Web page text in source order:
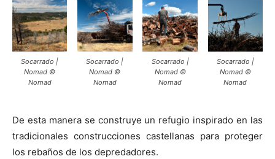
Socarrado |
Nomad ©
Nomad
Socarrado |
Nomad ©
Nomad
Socarrado |
Nomad ©
Nomad
Socarrado |
Nomad ©
Nomad
De esta manera se construye un refugio inspirado en las
tradicionales construcciones castellanas para proteger
los rebaños de los depredadores.